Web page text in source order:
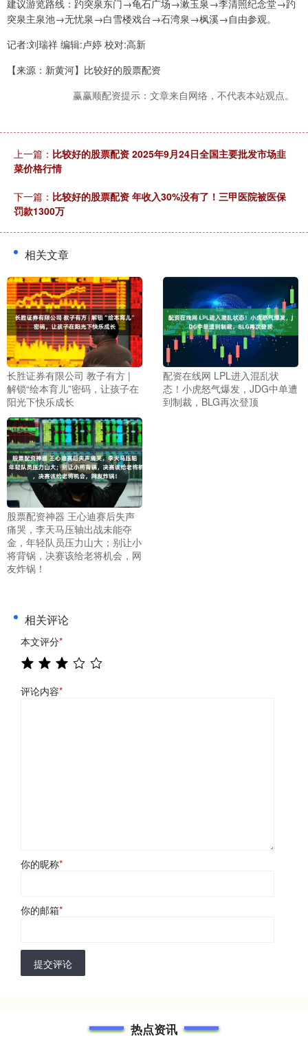
建议游览路线：趵突泉东门→龟石广场→漱玉泉→李清照纪念堂→趵
突泉主泉池→无忧泉→白雪楼戏台→石湾泉→枫溪→自由参观。
记者:刘瑞祥 编辑:卢婷 校对:高新
【来源：新黄河】比较好的股票配资
赢赢顺配资提示：文章来自网络，不代表本站观点。
上一篇： 比较好的股票配资 2025年9月24日全国主要批发市场韭
菜价格行情
下一篇： 比较好的股票配资 年收入30%没有了！三甲医院被医保
罚款1300万
相关文章
长胜证券有限公司 教子有方 |
解锁“绘本育儿”密码，让孩子在
阳光下快乐成长
配资在线网 LPL进入混乱状
态！小虎怒气爆发，JDG中单遭
到制裁，BLG再次登顶
股票配资神器 王心迪赛后失声
痛哭，李天马压轴出战未能夺
金，年轻队员压力山大；别让小
将背锅，决赛该给老将机会，网
友炸锅！
相关评论
本文评分*
评论内容*
你的昵称*
你的邮箱*
提交评论
热点资讯